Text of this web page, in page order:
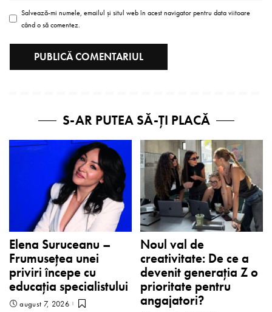
Salvează-mi numele, emailul și situl web în acest navigator pentru data viitoare
când o să comentez.
S-AR PUTEA SĂ-ȚI PLACĂ
Elena Suruceanu –
Frumusețea unei
priviri începe cu
educația specialistului
august 7, 2026
Noul val de
creativitate: De ce a
devenit generația Z o
prioritate pentru
angajatori?